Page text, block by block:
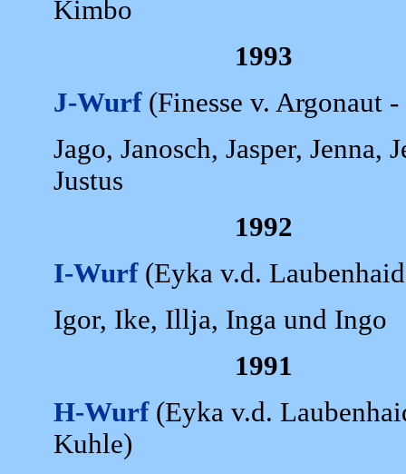
Kimbo
1993
J-Wurf(Finesse v. Argonaut -
Jago, Janosch, Jasper, Jenna,
Justus
1992
I-Wurf(Eyka v.d.
Igor, Ike, Illja, Inga und Ingo
1991
H-Wurf (Eyka v.d.
Kuhle)